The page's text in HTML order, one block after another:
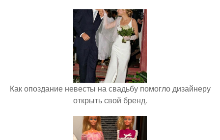
Как опоздание невесты на свадьбу помогло дизайнеру
открыть свой бренд.